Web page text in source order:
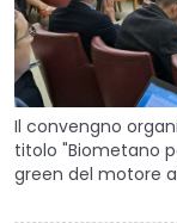
Il convengno
titolo "Biometano
green del motore